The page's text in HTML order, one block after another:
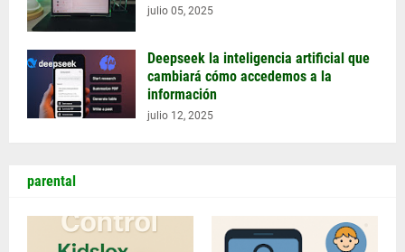
julio 05, 2025
Deepseek la inteligencia artificial que
cambiará cómo accedemos a la
información
julio 12, 2025
parental